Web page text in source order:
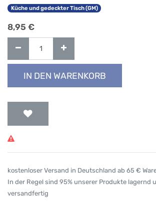
Küche und gedeckter Tisch (GM)
8,95 €
IN DEN WARENKORB
kostenloser Versand in Deutschland ab 65 €
In der Regel sind 95% unserer Produkte lagernd
versandfertig